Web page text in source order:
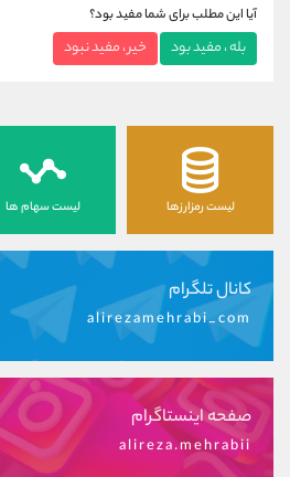
آیا این مطلب برای شما مفید بود؟
بله ، مفید بود خیر ، مفید نبود
لیست رمزارزها لیست سهام ها
کانال تلگرام
alirezamehrabi_com
صفحه اینستاگرام
alireza.mehrabii